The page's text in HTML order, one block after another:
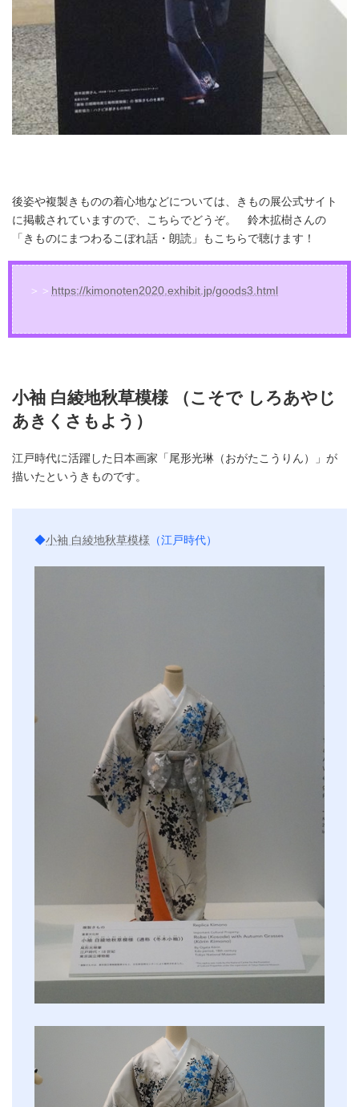
後姿や複製きものの着心地などについては、きもの展公式サイト
に掲載されていますので、こちらでどうぞ。 鈴木拡樹さんの
「きものにまつわるこぼれ話・朗読」もこちらで聴けます！
＞＞ https://kimonoten2020.exhibit.jp/goods3.html
小袖 白綾地秋草模様 （こそで しろあやじ
あきくさもよう）
江戸時代に活躍した日本画家「尾形光琳（おがたこうりん）」が
描いたというきものです。
◆小袖 白綾地秋草模様 （江戸時代）